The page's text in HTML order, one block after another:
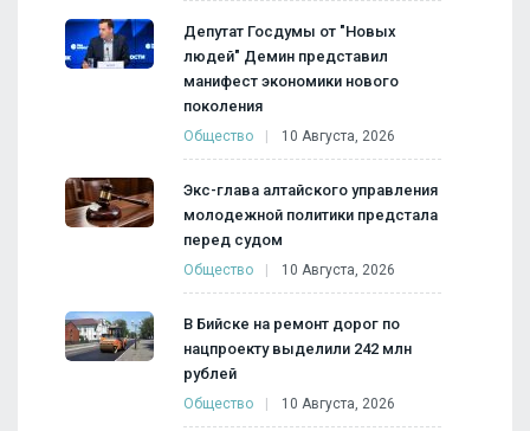
Депутат Госдумы от "Новых
людей" Демин представил
манифест экономики нового
поколения
Общество 10 Августа, 2026
Экс-глава алтайского управления
молодежной политики предстала
перед судом
Общество 10 Августа, 2026
В Бийске на ремонт дорог по
нацпроекту выделили 242 млн
рублей
Общество 10 Августа, 2026